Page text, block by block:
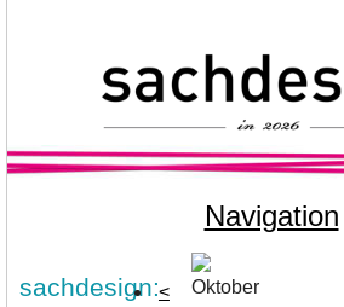
Navigation
sachdesign:<